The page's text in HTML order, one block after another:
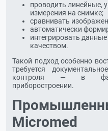
проводить линейные,
измерения на снимке;
сравнивать
автоматически
интегрировать
качеством.
Такой подход особенно
требуется
контроля — в
приборостроении.
Micromed